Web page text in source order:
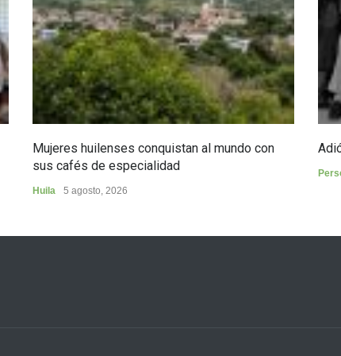
Mujeres huilenses conquistan al mundo con
sus cafés de especialidad
Huila 5 agosto, 2026